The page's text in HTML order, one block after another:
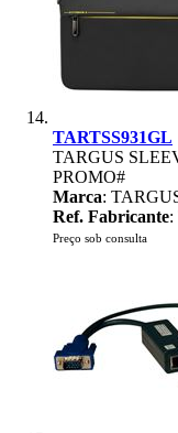
TARTSS931GL
TARGUS
PROMO#
Marca:
Ref. Fabricante:
Preço sob consulta